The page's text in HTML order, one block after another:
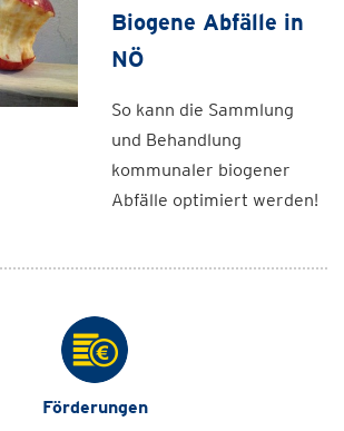
Biogene Abfälle in
NÖ
So kann die Sammlung
und Behandlung
kommunaler biogener
Abfälle optimiert werden!
Förderungen